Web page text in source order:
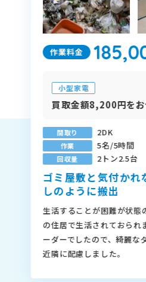
作業料金
小型家電
買取金額8,200円をお
間取り 2DK
作業 5名/5時間
回収量 2トン2.5台
ゴミ屋敷と気付かれ
しのように搬出
生活することが困難が状態
の住居で生活されておられ
ーダーでしたので、綺麗な
近隣に配慮しました。